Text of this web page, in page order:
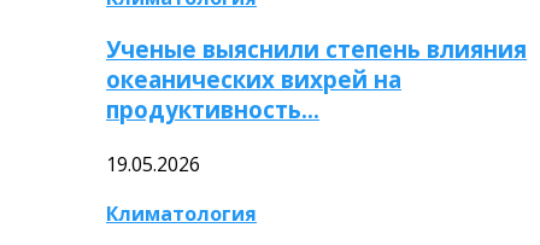
Ученые выяснили степень влияния
океанических вихрей на
продуктивность…
19.05.2026
Климатология